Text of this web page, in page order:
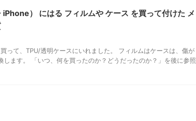
） にはる フィルムや ケース を買って付けた メ
って、TPU/透明ケースにいれました。 フィルムはケースは、傷が
します。 「いつ、何を買ったのか？どうだったのか？」を後に参照